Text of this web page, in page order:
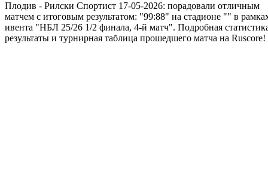
Плодив - Рилски Спортист 17-05-2026: порадовали отличным
матчем с итоговым результатом: "99:88" на стадионе "" в
ивента "НБЛ 25/26 1/2 финала, 4-й матч". Подробная
результаты и турнирная таблица прошедшего матча на Ruscore!